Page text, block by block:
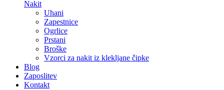
Nakit
Uhani
Zapestnice
Ogrlice
Prstani
Broške
Vzorci za nakit iz klekljane čipke
Blog
Zaposlitev
Kontakt